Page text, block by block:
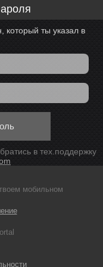
который ты указал в
в тех.поддержку
мобильном